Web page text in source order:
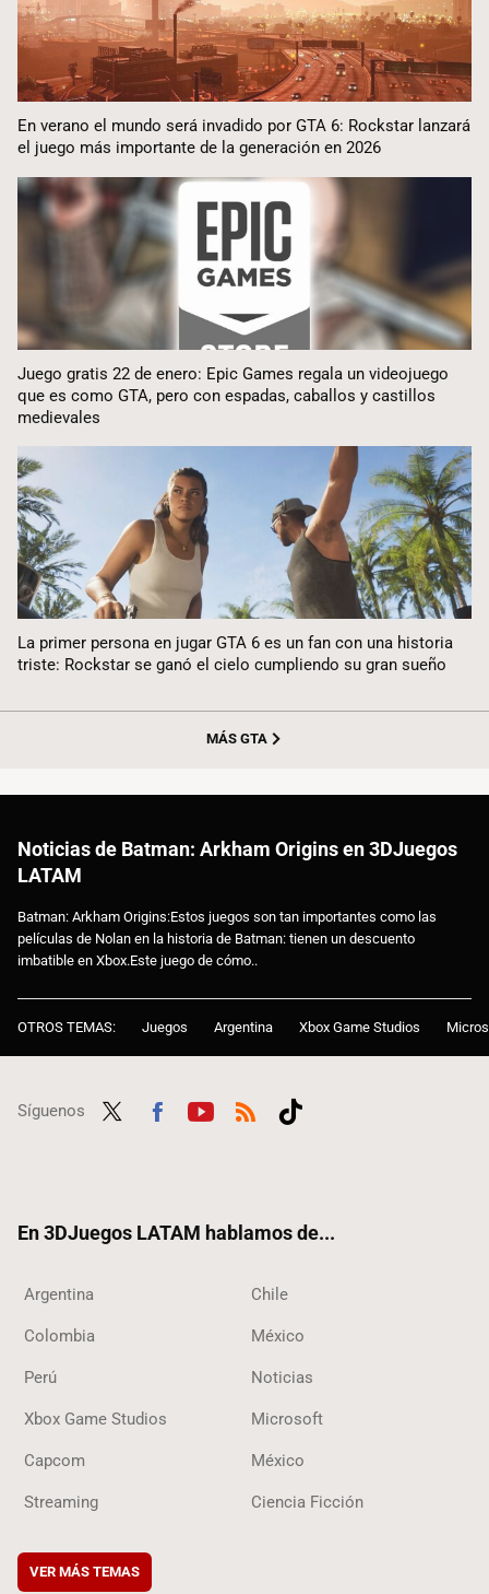
En verano el mundo será invadido por GTA 6: Rockstar lanzará
el juego más importante de la generación en 2026
Juego gratis 22 de enero: Epic Games regala un videojuego
que es como GTA, pero con espadas, caballos y castillos
medievales
La primer persona en jugar GTA 6 es un fan con una historia
triste: Rockstar se ganó el cielo cumpliendo su gran sueño
MÁS GTA
Noticias de Batman: Arkham Origins en 3DJuegos
LATAM
Batman: Arkham Origins:Estos juegos son tan importantes como las
películas de Nolan en la historia de Batman: tienen un descuento
imbatible en Xbox.Este juego de cómo..
OTROS TEMAS: Juegos Argentina Xbox Game Studios
Síguenos
En 3DJuegos LATAM hablamos de...
Argentina Chile
Colombia México
Perú Noticias
Xbox Game Studios Microsoft
Capcom México
Streaming Ciencia Ficción
VER MÁS TEMAS